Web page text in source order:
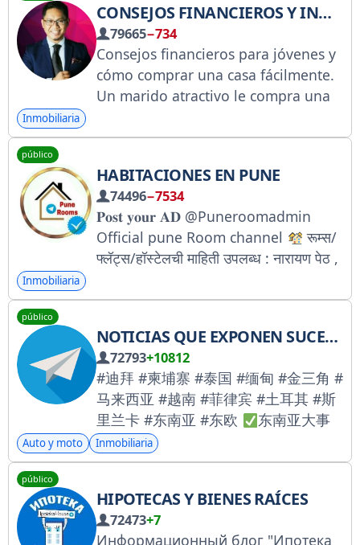
Chatea con @nedvizmo. Colabora
con @yuliatree.
CONSEJOS FINANCIEROS Y INMOBILIARIOS DE AZIZUL
79665−734
Consejos financieros para jóvenes y
cómo comprar una casa fácilmente.
Un marido atractivo le compra una
Inmobiliaria
público
HABITACIONES EN PUNE
74496−7534
𝐏𝐨𝐬𝐭 𝐲𝐨𝐮𝐫 𝐀𝐃 @Puneroomadmin
Official pune Room channel
रूम्स/
फ्लॅट्स/हॉस्टेलची माहिती उपलब्ध : नारायण पेठ ,
दत्तवाडी , कर्वे नगर , शिवाजीनगर , गावठाण ,
Inmobiliaria
público
NOTICIAS QUE EXPONEN SUCESOS EN EL SUDESTE ASIÁTICO.
72793+10812
#迪拜 #柬埔寨 #泰国 #缅甸 #金三角 #
马来西亚 #越南 #菲律宾 #土耳其 #斯
里兰卡 #东南亚 #东欧
东南亚大事
件 频道专注于东南亚华人最新动态资
讯，生活故事分享，海外华人求助，让
@xiuche696969 吃瓜爆料群众
@wqbysc98 曝光东南亚新闻
Auto y moto Inmobiliaria
público
HIPOTECAS Y BIENES RAÍCES
72473+7
Информационный блог "Ипотека